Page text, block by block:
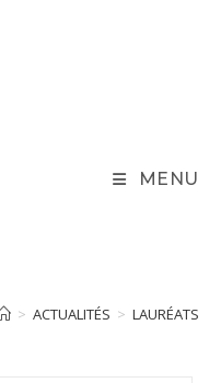
MENU
> ACTUALITÉS > LAURÉATS